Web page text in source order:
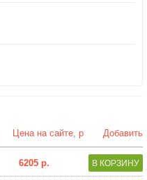
Цена на сайте, р Добавить
6205 р.